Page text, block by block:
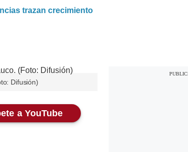
trazan crecimiento
Difusión)
a YouTube